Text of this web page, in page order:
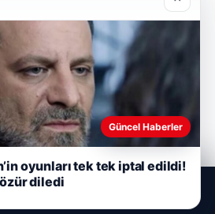
Güncel Haberler
oyunları tek tek iptal edildi!
diledi